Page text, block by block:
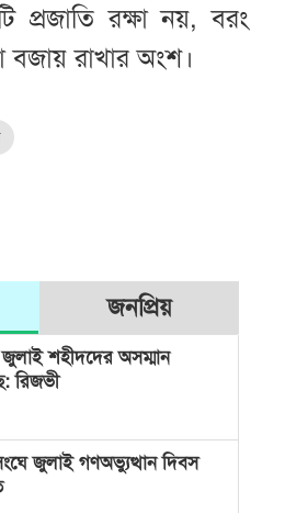
প্রজাতি রক্ষা নয়, বরং
বজায় রাখার অংশ।
জনপ্রিয়
শহীদদের অসম্মান
রিজভী
জুলাই গণঅভ্যুত্থান দিবস